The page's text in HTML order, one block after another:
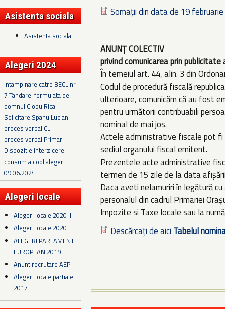
Asistenta sociala
Asistenta sociala
Alegeri 2024
Intampinare catre BECL nr.
7 Tandarei formulata de
domnul Ciobu Rica
Solicitare Spanu Lucian
proces verbal CL
proces verbal Primar
Dispozitie interzicere
consum alcool alegeri
09.06.2024
Alegeri locale
Alegeri locale 2020 II
Alegeri locale 2020
ALEGERI PARLAMENT
EUROPEAN 2019
Anunt recrutare AEP
Alegeri locale partiale
2017
Somații din data de 19
ANUNȚ COLECTIV
privind comunicarea prin
În temeiul art. 44, alin. 3 din
Codul de procedură fiscală
ulterioare, comunicăm că au fost
pentru următorii contribuabili
nominal de mai jos.
Actele administrative fiscale pot
sediul organului fiscal emitent.
Prezentele acte administrative
termen de 15 zile de la data
Daca aveti nelamuriri în legătură
personalul din cadrul Primariei
Impozite si Taxe locale sau la
Descărcați de aici Tabelul